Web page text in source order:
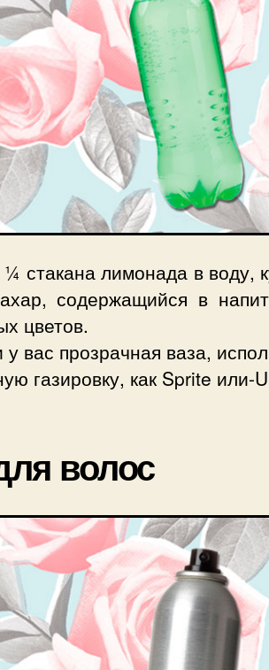
стакана лимонада в воду,
содержащийся в
цветов.
у вас прозрачная ваза,
газировку, как Sprite или-
волос